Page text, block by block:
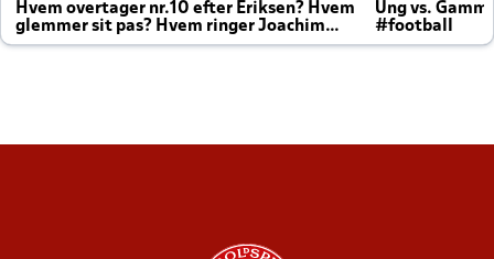
Hvem overtager nr.10 efter Eriksen? Hvem
glemmer sit pas? Hvem ringer Joachim
altid til efter kampe?
Ung vs.
#football